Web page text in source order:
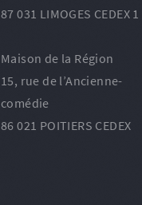
87 031 LIMOGES CEDEX 1
Maison de la Région
15, rue de l’Ancienne-
comédie
86 021 POITIERS CEDEX